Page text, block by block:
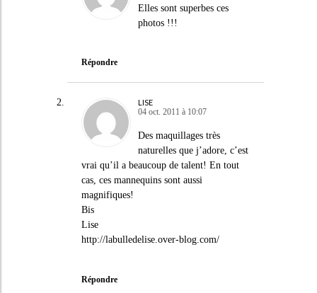
Elles sont superbes ces
photos !!!
Répondre
LISE
04 oct. 2011 à 10:07
Des maquillages très
naturelles que j’adore, c’est
vrai qu’il a beaucoup de talent! En tout
cas, ces mannequins sont aussi
magnifiques!
Bis
Lise
http://labulledelise.over-blog.com/
Répondre